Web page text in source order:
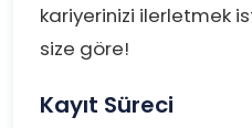
kariyerinizi ilerletmek
size göre!
Kayıt Süreci